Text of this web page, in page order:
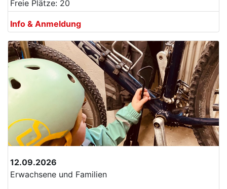
Freie Plätze: 20
Info & Anmeldung
12.09.2026
Erwachsene und Familien